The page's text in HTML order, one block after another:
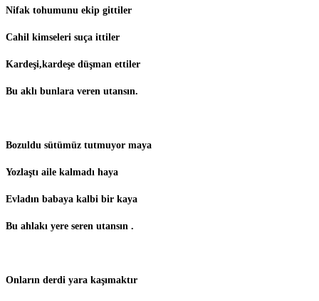
Nifak tohumunu ekip gittiler
Cahil kimseleri suça ittiler
Kardeşi,kardeşe düşman ettiler
Bu aklı bunlara veren utansın.
Bozuldu sütümüz tutmuyor maya
Yozlaştı aile kalmadı haya
Evladın babaya kalbi bir kaya
Bu ahlakı yere seren utansın .
Onların derdi yara kaşımaktır